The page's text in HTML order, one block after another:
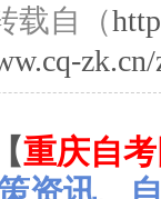
载自（
重庆自